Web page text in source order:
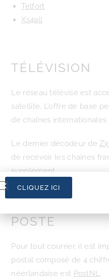
Telfort
Xs4all
TÉLÉVISION
Le réseau télévisé est
satellite. L’offre de base
de chaînes internationales
Le dernier décodeur de
de recevoir les chaines
supplément.
POSTE
Pour tout courrier, il est
postal composé de 4
néerlandaise est PostNL.
CLIQUEZ ICI